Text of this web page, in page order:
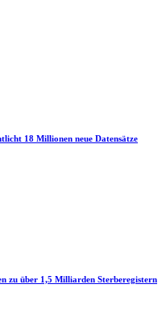
18 Millionen neue Datensätze
zu über 1,5 Milliarden Sterberegistern